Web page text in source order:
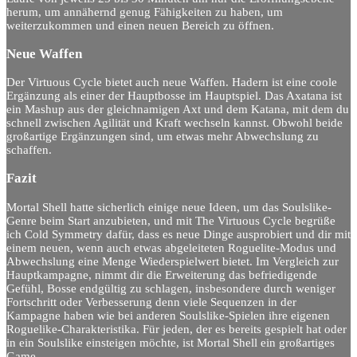
herum, um annähernd genug Fähigkeiten zu haben, um
weiterzukommen und einen neuen Bereich zu öffnen.
Neue Waffen
Der Virtuous Cycle bietet auch neue Waffen. Hadern ist eine coole
Ergänzung als einer der Hauptbosse im Hauptspiel. Das Axatana ist
ein Mashup aus der gleichnamigen Axt und dem Katana, mit dem du
schnell zwischen Agilität und Kraft wechseln kannst. Obwohl beide
großartige Ergänzungen sind, um etwas mehr Abwechslung zu
schaffen.
Fazit
Mortal Shell hatte sicherlich einige neue Ideen, um das Soulslike-
Genre beim Start anzubieten, und mit The Virtuous Cycle begrüße
ich Cold Symmetry dafür, dass es neue Dinge ausprobiert und dir mit
einem neuen, wenn auch etwas abgeleiteten Roguelite-Modus und
Abwechslung eine Menge Wiederspielwert bietet. Im Vergleich zur
Hauptkampagne, nimmt dir die Erweiterung das befriedigende
Gefühl, Bosse endgültig zu schlagen, insbesondere durch weniger
Fortschritt oder Verbesserung denn viele Sequenzen in der
Kampagne haben wie bei anderen Soulslike-Spielen ihre eigenen
Roguelike-Charakteristika. Für jeden, der es bereits gespielt hat oder
in ein Soulslike einsteigen möchte, ist Mortal Shell ein großartiges